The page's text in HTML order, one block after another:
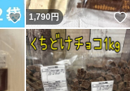
いいね！
1,790円